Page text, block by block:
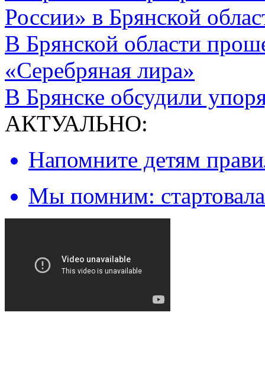
России» в Брянской
В Брянской области
«Серебряная лира»
В Брянске обсудили
АКТУАЛЬНО:
Напомните детям
Мы помним: